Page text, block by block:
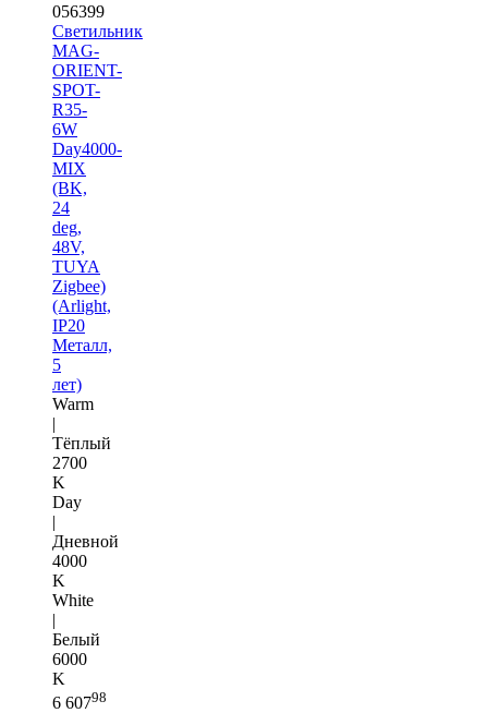
056399
Светильник
MAG-
ORIENT-
SPOT-
R35-
6W
Day4000-
MIX
(BK,
24
deg,
48V,
TUYA
Zigbee)
(Arlight,
IP20
Металл,
5
лет)
Warm
|
Тёплый
2700
K
Day
|
Дневной
4000
K
White
|
Белый
6000
K
6 60798